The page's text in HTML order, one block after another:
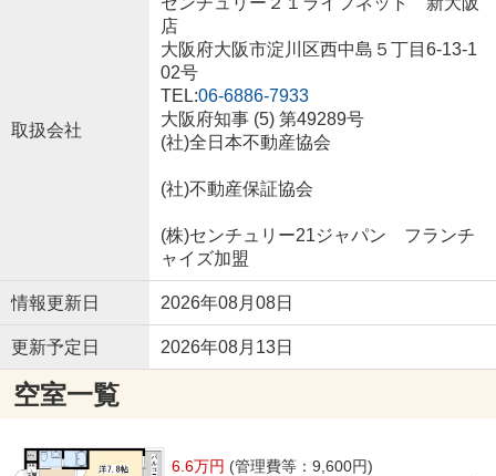
取扱会社
店
大阪府大阪市淀川区西中島５丁目6-13-1
02号
TEL:06-6886-7933
大阪府知事 (5) 第49289号
(社)全日本不動産協会
(社)不動産保証協会
(株)センチュリー21ジャパン フランチ
ャイズ加盟
情報更新日 2026年08月08日
更新予定日 2026年08月13日
空室一覧
6.6万円 (管理費等：9,600円)